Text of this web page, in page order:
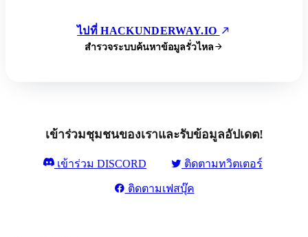
ไปที่ HACKUNDERWAY.IO
สำรวจระบบค้นหาข้อมูลรั่วไหล
เข้าร่วมชุมชนของเราและรับข้อมูลอัปเดต!
เข้าร่วม DISCORD ติดตามทวิตเตอร์
ติดตามเฟสบุ๊ค